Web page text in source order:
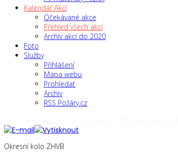
Kalendář Akcí
Očekávané akce
Přehled všech akcí
Archiv akcí do 2020
Foto
Služby
Přihlášení
Mapa webu
Prohledat
Archiv
RSS Požáry.cz
Okresní kolo ZHVB